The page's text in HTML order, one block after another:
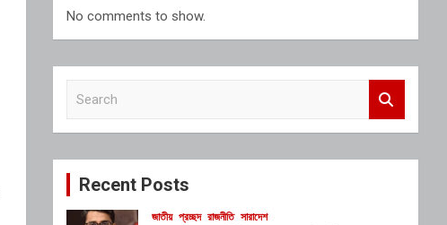
No comments to show.
c
Recent Posts
জাতীয় প্রচ্ছদ রাজনীতি সারাদেশ